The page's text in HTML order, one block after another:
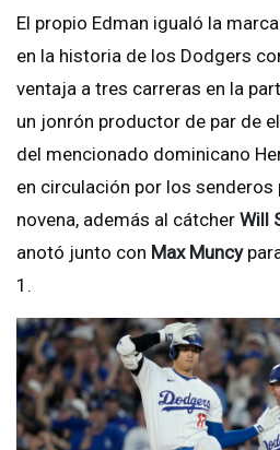
El propio Edman igualó la
en la historia de los Dodgers
ventaja a tres carreras en la
un jonrón productor de par de
del mencionado dominicano
en circulación por los
novena, además al cátcher Will
anotó junto con Max Muncy
1.